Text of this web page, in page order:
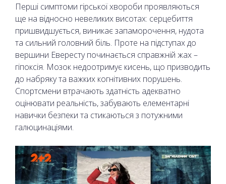
Перші симптоми гірської хвороби проявляються
ще на відносно невеликих висотах: серцебиття
пришвидшується, виникає запаморочення, нудота
та сильний головний біль. Проте на підступах до
вершини Евересту починається справжній жах –
гіпоксія. Мозок недоотримує кисень, що призводить
до набряку та важких когнітивних порушень.
Спортсмени втрачають здатність адекватно
оцінювати реальність, забувають елементарні
навички безпеки та стикаються з потужними
галюцинаціями.